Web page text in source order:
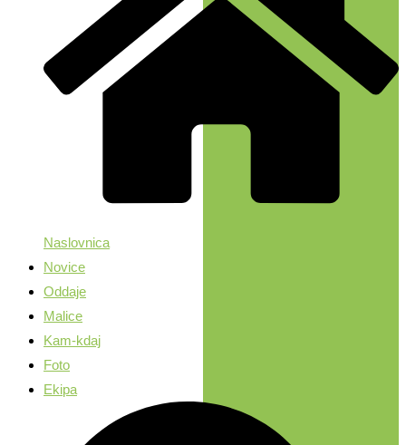
Naslovnica
Novice
Oddaje
Malice
Kam-kdaj
Foto
Ekipa